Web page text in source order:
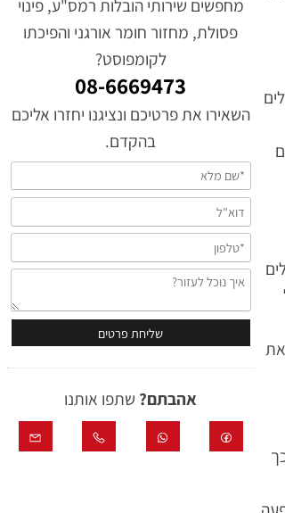
מחפשים שירותי הובלות רמס"ע, פינוי
פסולת, מחזור חומר אורגני והפיכתו
לקומפוסט?
08-6669473
השאירו את פרטיכם ונציגנו יחזרו אליכם
בהקדם.
אהבתם? שתפו אותנו